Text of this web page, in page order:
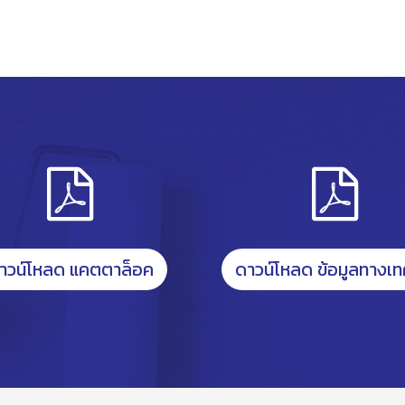
วน์โหลด แคตตาล็อค ดาวน์โหลด ข้อมูลทางเ